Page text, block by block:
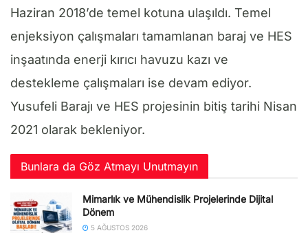
Haziran 2018’de temel kotuna ulaşıldı. Temel
enjeksiyon çalışmaları tamamlanan baraj ve HES
inşaatında enerji kırıcı havuzu kazı ve
destekleme çalışmaları ise devam ediyor.
Yusufeli Barajı ve HES projesinin bitiş tarihi Nisan
2021 olarak bekleniyor.
Bunlara da Göz Atmayı Unutmayın
Mimarlık ve Mühendislik Projelerinde Dijital
Dönem
5 AĞUSTOS 2026